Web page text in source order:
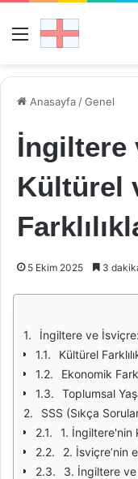
Menü
Anasayfa /Genel
İngiltere
Kültürel
5 Ekim 2025 3
İngiltere ve
Kültürel
Ekonomik
Toplumsal
SSS (Sıkça
1. İngiltere'nin
2. İsviçre’nin
3. İngiltere ve